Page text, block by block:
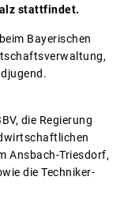
stattfindet.
Bayerischen
die Regierung
Ansbach-Triesdorf,
die Techniker-